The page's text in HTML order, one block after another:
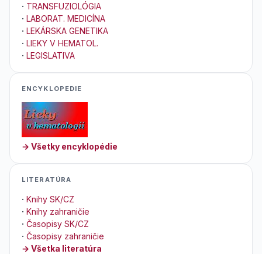
· TRANSFUZIOLÓGIA
· LABORAT. MEDICÍNA
· LEKÁRSKA GENETIKA
· LIEKY V HEMATOL.
· LEGISLATIVA
ENCYKLOPEDIE
→ Všetky encyklopédie
LITERATÚRA
· Knihy SK/CZ
· Knihy zahraničie
· Časopisy SK/CZ
· Časopisy zahraničie
→ Všetka literatúra